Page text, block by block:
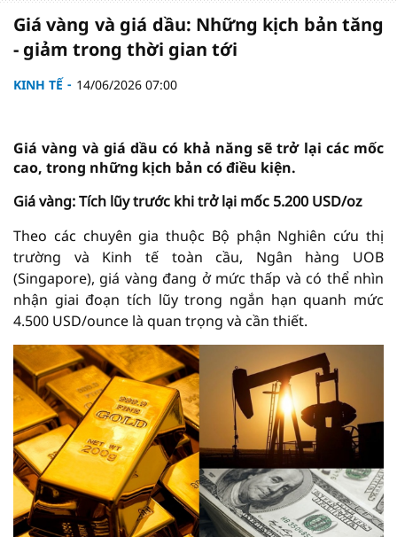
Giá vàng và giá dầu: Những kịch bản tăng
- giảm trong thời gian tới
KINH TẾ 14/06/2026 07:00
Giá vàng và giá dầu có khả năng sẽ trở lại các mốc
cao, trong những kịch bản có điều kiện.
Giá vàng: Tích lũy trước khi trở lại mốc 5.200 USD/oz
Theo các chuyên gia thuộc Bộ phận Nghiên cứu thị
trường và Kinh tế toàn cầu, Ngân hàng UOB
(Singapore), giá vàng đang ở mức thấp và có thể nhìn
nhận giai đoạn tích lũy trong ngắn hạn quanh mức
4.500 USD/ounce là quan trọng và cần thiết.